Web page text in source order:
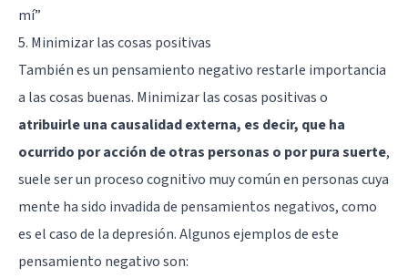
mí”
5. Minimizar las cosas positivas
También es un pensamiento negativo restarle importancia
a las cosas buenas. Minimizar las cosas positivas o
atribuirle una causalidad externa, es decir, que ha
ocurrido por acción de otras personas o por pura suerte,
suele ser un proceso cognitivo muy común en personas cuya
mente ha sido invadida de pensamientos negativos, como
es el caso de la depresión. Algunos ejemplos de este
pensamiento negativo son: